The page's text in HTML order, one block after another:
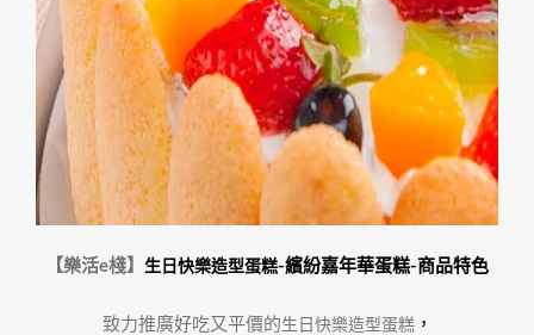
【樂活e棧】 生日快樂造型蛋糕-繽紛嘉年華蛋糕-商品特色
致力推廣好吃又平價的生日快樂造型蛋糕，